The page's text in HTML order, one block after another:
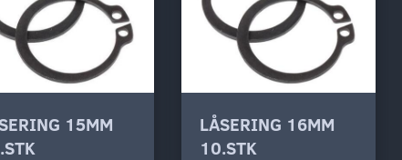
15MM
LÅSERING 16MM
10.STK